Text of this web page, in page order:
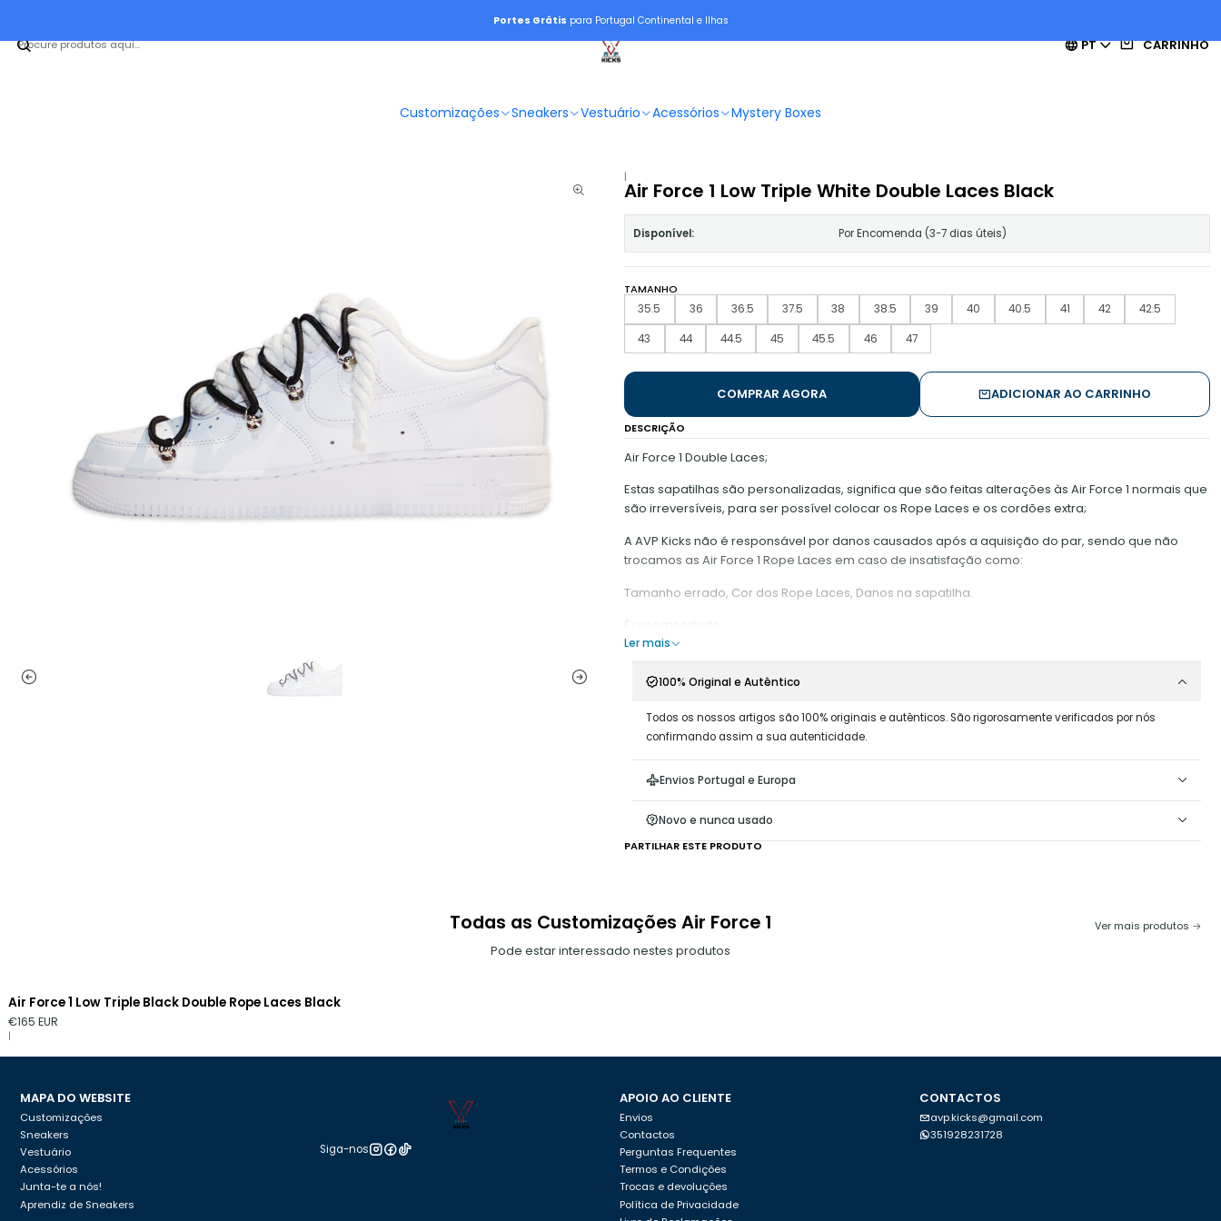
PT CARRINHO
Customizações Sneakers Vestuário Acessórios Mystery Boxes
Portes Grátis para Portugal Continental e Ilhas
|
Air Force 1 Low Triple White Double Laces Black
Disponível: Por Encomenda (3-7 dias úteis)
TAMANHO
35.5
36 36.5 37.5 38 38.5 39 40 40.5 41 42 42.5
43 44 44.5 45 45.5 46 47
ADICIONAR AO CARRINHO
COMPRAR AGORA
DESCRIÇÃO
Air Force 1 Double Laces;
Estas sapatilhas são personalizadas, significa que são feitas alterações às Air Force 1 normais que
são irreversíveis, para ser possível colocar os Rope Laces e os cordões extra;
A AVP Kicks não é responsável por danos causados após a aquisição do par, sendo que não
trocamos as Air Force 1 Rope Laces em caso de insatisfação como:
Tamanho errado, Cor dos Rope Laces, Danos na sapatilha.
- Ter o mínimo de contacto com água;
Não raspar em superfícies que possam desgastar o material da corda;
Não retirar os Rope Laces da Sapatilha, dado que é difícil voltar a pô-los;
Manter a ponta do cordão esticada, afastada do buraco, dado que mantê-la perto poderá
Ler mais
100% Original e Autêntico
Todos os nossos artigos são 100% originais e autênticos. São rigorosamente verificados por nós
confirmando assim a sua autenticidade.
Envios Portugal e Europa
Novo e nunca usado
PARTILHAR ESTE PRODUTO
Todas as Customizações Air Force 1
Pode estar interessado nestes produtos
Ver mais produtos
Air Force 1 Low Triple Black Double Rope Laces Black
€165 EUR
MAPA DO WEBSITE
Customizações
Sneakers
Vestuário
Acessórios
Junta-te a nós!
Aprendiz de Sneakers
Siga-nos
APOIO AO CLIENTE
Envios
Contactos
Perguntas Frequentes
Termos e Condições
Trocas e devoluções
Política de Privacidade
CONTACTOS
avp.kicks@gmail.com
351928231728